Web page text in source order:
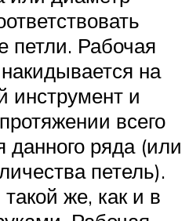
петли. Рабочая
на
инструмент и
всего
данного ряда (или
петель).
же, как и в